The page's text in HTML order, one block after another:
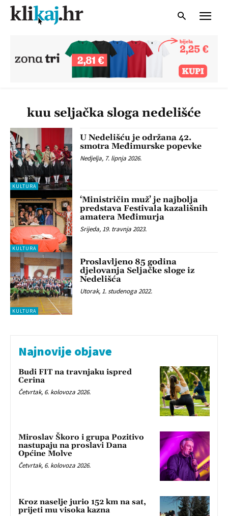
kuu seljačka sloga nedelišće
KULTURA
U Nedelišću je održana 42.
smotra Međimurske popevke
Nedjelja, 7. lipnja 2026.
KULTURA
‘Ministričin muž’ je najbolja
predstava Festivala kazališnih
amatera Međimurja
Srijeda, 19. travnja 2023.
KULTURA
Proslavljeno 85 godina
djelovanja Seljačke sloge iz
Nedelišća
Utorak, 1. studenoga 2022.
Najnovije objave
Budi FIT na travnjaku ispred
Cerina
Četvrtak, 6. kolovoza 2026.
Miroslav Škoro i grupa Pozitivo
nastupaju na proslavi Dana
Općine Molve
Četvrtak, 6. kolovoza 2026.
Kroz naselje jurio 152 km na sat,
prijeti mu visoka kazna